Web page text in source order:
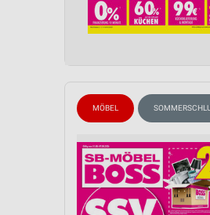
MÖBEL
Erstellung von Profilen zur
Messung der Performance von
Analyse von Zielgruppen durch
Entwicklung und Verbesserung der